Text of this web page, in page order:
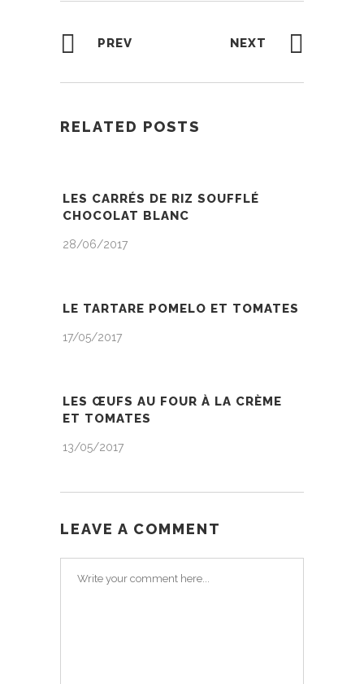
PREV NEXT
RELATED POSTS
LES CARRÉS DE RIZ SOUFFLÉ
CHOCOLAT BLANC
28/06/2017
LE TARTARE POMELO ET TOMATES
17/05/2017
LES ŒUFS AU FOUR À LA CRÈME
ET TOMATES
13/05/2017
LEAVE A COMMENT